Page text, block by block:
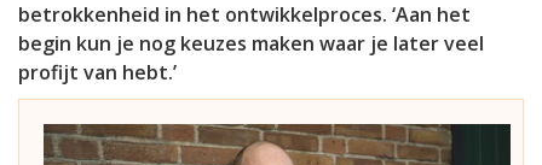
betrokkenheid in het ontwikkelproces. ‘Aan het
begin kun je nog keuzes maken waar je later veel
profijt van hebt.’